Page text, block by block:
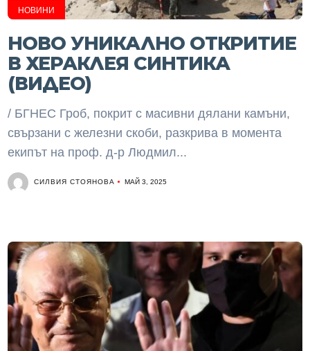
НОВИНИ
НОВО УНИКАЛНО ОТКРИТИЕ
В ХЕРАКЛЕЯ СИНТИКА
(ВИДЕО)
/ БГНЕС Гроб, покрит с масивни дялани камъни,
свързани с железни скоби, разкрива в момента
екипът на проф. д-р Людмил...
СИЛВИЯ СТОЯНОВА МАЙ 3, 2025